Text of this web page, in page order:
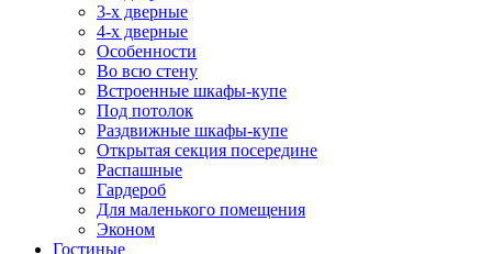
3-х дверные
4-х дверные
Особенности
Во всю стену
Встроенные шкафы-купе
Под потолок
Раздвижные шкафы-купе
Открытая секция посередине
Распашные
Гардероб
Для маленького помещения
Эконом
Гостиные